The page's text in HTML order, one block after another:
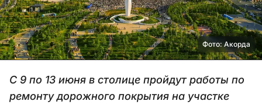
Фото: Акорда
С 9 по 13 июня в столице пройдут работы по
ремонту дорожного покрытия на участке